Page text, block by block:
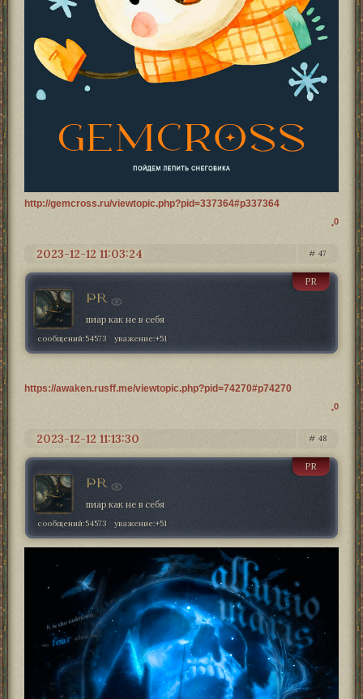
http://gemcross.ru/viewtopic.php?pid=337364#p337364
0
47
2023-12-12 11:03:24
PR
PR
пиар как не в себя
сообщений:54573 уважение:+51
https://awaken.rusff.me/viewtopic.php?pid=74270#p74270
0
48
2023-12-12 11:13:30
PR
PR
пиар как не в себя
сообщений:54573 уважение:+51